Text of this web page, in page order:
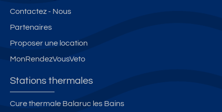
Contactez - Nous
Partenaires
Proposer une location
MonRendezVousVeto
Stations thermales
Cure thermale Balaruc les Bains